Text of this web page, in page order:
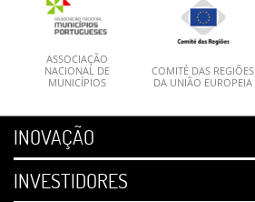
ASSOCIAÇÃO
NACIONAL DE
MUNICÍPIOS
COMITÉ DAS REGIÕES
DA UNIÃO EUROPEIA
INOVAÇÃO
INVESTIDORES